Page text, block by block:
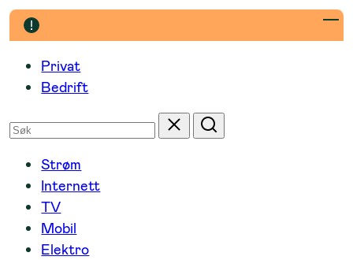
Hopp
til
innholdPrivat
Bedrift
Søk
etter
Tilbakestill
Søk
Strøm
Internett
TV
Mobil
Elektro